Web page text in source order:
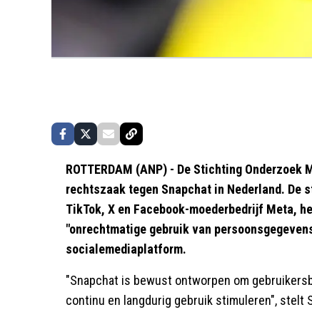
ROTTERDAM (ANP) - De Stichting
rechtszaak tegen Snapchat in Nederland. De
TikTok, X en Facebook-moederbedrijf Meta,
"onrechtmatige gebruik van
socialemediaplatform.
"Snapchat is bewust ontworpen om
continu en langdurig gebruik stimuleren", stelt